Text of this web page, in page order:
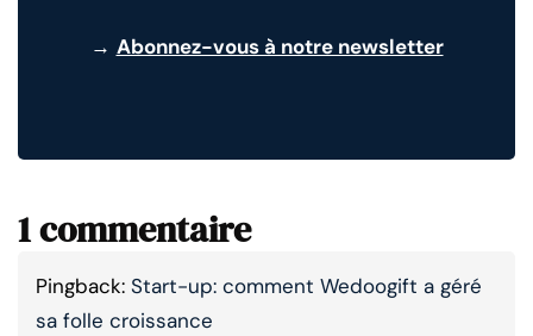
→ Abonnez-vous à notre newsletter
1 commentaire
Pingback: Start-up: comment Wedoogift a géré
sa folle croissance